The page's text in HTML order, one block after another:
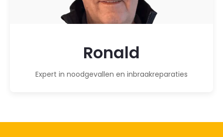
Ronald
Expert in noodgevallen en inbraakreparaties